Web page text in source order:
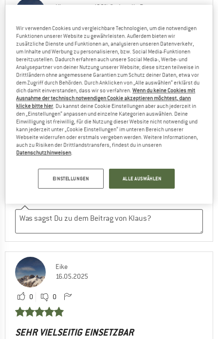
Klaus
100% finden die Bewertungen
2 0
BEQUEME HOSE
Nutze die Hose für zu Hause als Freizeithose.
VORTEILE
Ja, ich würde das Produkt einem Freund
Eike
16.05.2025
0 0
SEHR VIELSEITIG EINSETZBAR
Wir verwenden Cookies und vergleichbare Technologien, um die notwendigen
Funktionen unserer Website zu gewährleisten. Außerdem bieten wir
zusätzliche Dienste und Funktionen an, analysieren unseren Datenverkehr,
um Inhalte und Werbung zu personalisieren, bzw. Social Media-Funktionen
bereitzustellen. Dadurch erfahren auch unsere Social Media-, Werbe- und
Analysepartner von deiner Nutzung unserer Website; diese sitzen teilweise in
Drittländern ohne angemessene Garantien zum Schutz deiner Daten, etwa vor
dem Zugriff durch Behörden. Durch Anklicken von „Alle auswählen“ erklärst du
dich damit einverstanden, dass wir so verfahren.Wenn du keine Cookies mit
Ausnahme der technisch notwendigen Cookie akzeptieren möchtest, dann
klicke bitte hier. Du kannst deine Cookie Einstellungen aber auch jederzeit in
den „Einstellungen“ anpassen und einzelne Kategorien auswählen. Deine
Einwilligung ist freiwillig, für die Nutzung dieser Website nicht notwendig und
kann jederzeit unter „Cookie Einstellungen“ im unteren Bereich unserer
Webseite widerrufen oder erstmals vergeben werden. Weitere Informationen,
auch zu Risiken der Drittlandstransfers, findest du in unseren
Datenschutzhinweisen.
EINSTELLUNGEN ALLE AUSWÄHLEN